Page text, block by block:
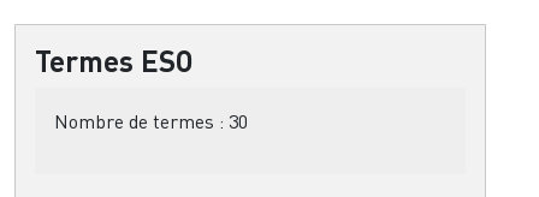
Termes ESO
Nombre de termes : 30